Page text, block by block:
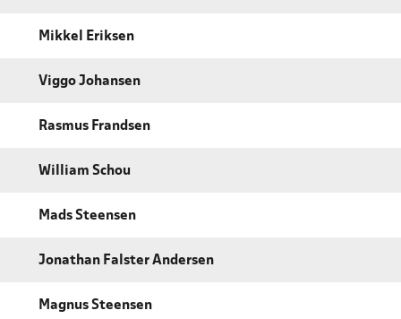
Mikkel Eriksen
Viggo Johansen
Rasmus Frandsen
William Schou
Mads Steensen
Jonathan Falster Andersen
Magnus Steensen